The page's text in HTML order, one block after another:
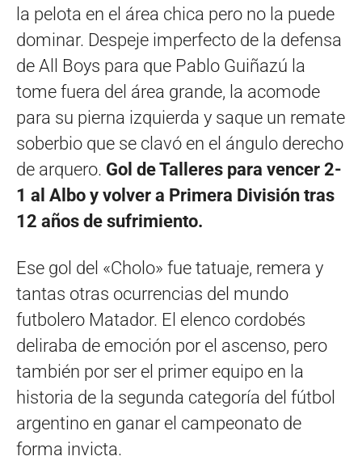
la pelota en el área chica pero no la puede
dominar. Despeje imperfecto de la defensa
de All Boys para que Pablo Guiñazú la
tome fuera del área grande, la acomode
para su pierna izquierda y saque un remate
soberbio que se clavó en el ángulo derecho
de arquero. Gol de Talleres para vencer 2-
1 al Albo y volver a Primera División tras
12 años de sufrimiento.
Ese gol del «Cholo» fue tatuaje, remera y
tantas otras ocurrencias del mundo
futbolero Matador. El elenco cordobés
deliraba de emoción por el ascenso, pero
también por ser el primer equipo en la
historia de la segunda categoría del fútbol
argentino en ganar el campeonato de
forma invicta.